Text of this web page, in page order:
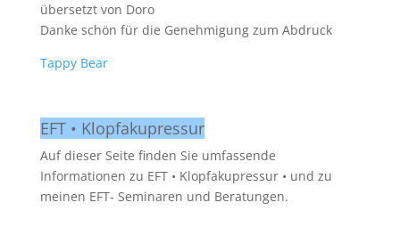
übersetzt von Doro
Danke schön für die Genehmigung zum Abdruck
Tappy Bear
EFT • Klopfakupressur
Auf dieser Seite finden Sie umfassende
Informationen zu EFT • Klopfakupressur • und zu
meinen EFT- Seminaren und Beratungen.